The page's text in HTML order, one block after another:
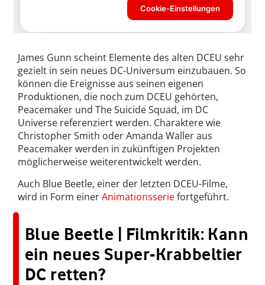
James Gunn scheint Elemente des alten DCEU sehr
gezielt in sein neues DC-Universum einzubauen. So
können die Ereignisse aus seinen eigenen
Produktionen, die noch zum DCEU gehörten,
Peacemaker und The Suicide Squad, im DC
Universe referenziert werden. Charaktere wie
Christopher Smith oder Amanda Waller aus
Peacemaker werden in zukünftigen Projekten
möglicherweise weiterentwickelt werden.
Auch Blue Beetle, einer der letzten DCEU-Filme,
wird in Form einerAnimationsseriefortgeführt.
Blue Beetle | Filmkritik: Kann
ein neues Super-Krabbeltier
DC retten?